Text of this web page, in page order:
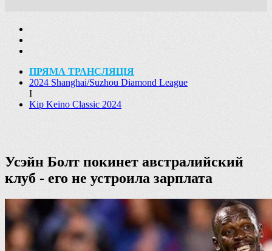
ПРЯМА ТРАНСЛЯЦІЯ
2024 Shanghai/Suzhou Diamond League
I
Kip Keino Classic 2024
Усэйн Болт покинет австралийский
клуб - его не устроила зарплата